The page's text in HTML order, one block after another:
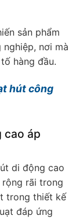
sản phẩm
nơi mà
hàng đầu.
hút công
cao áp
di động cao
rãi trong
trong thiết kế
đáp ứng